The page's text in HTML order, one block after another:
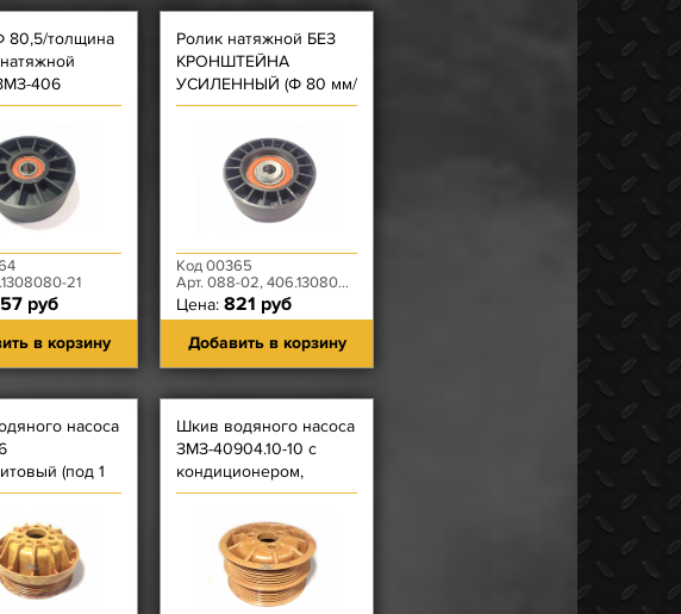
80,5/толщина
406
21
руб
в корзину
Ролик натяжной БЕЗ
КРОНШТЕЙНА
УСИЛЕННЫЙ (Ф 80 мм/
толщина 30 мм)
Код 00365
Арт. 088-02, 406.1308080-21
Цена: 821 руб
Добавить в корзину
насоса
(под 1
Шкив водяного насоса
ЗМЗ-40904.10-10 с
кондиционером,
ЗМЗ-514
текстолитовый (под 2
ремня)